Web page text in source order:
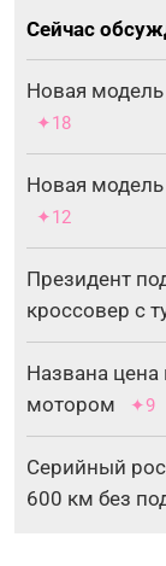
Сейчас
Новая
✦18
Новая
✦12
Президент
кроссовер с
Названа
мотором
✦9
Серийный
600 км без